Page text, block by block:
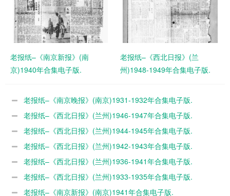
老报纸–《南京新报》(南
京)1940年合集电子版.
老报纸–《西北日报》(兰
州)1948-1949年合集电子版.
老报纸–《南京晚报》(南京)1931-1932年合集电子版.
老报纸–《西北日报》(兰州)1946-1947年合集电子版.
老报纸–《西北日报》(兰州)1944-1945年合集电子版.
老报纸–《西北日报》(兰州)1942-1943年合集电子版.
老报纸–《西北日报》(兰州)1936-1941年合集电子版.
老报纸–《西北日报》(兰州)1933-1935年合集电子版.
老报纸–《南京新报》(南京)1941年合集电子版.